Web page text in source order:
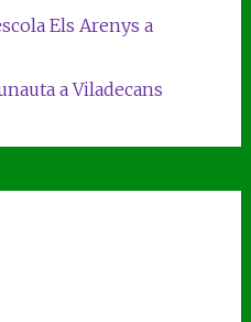
Els Arenys a
a Viladecans